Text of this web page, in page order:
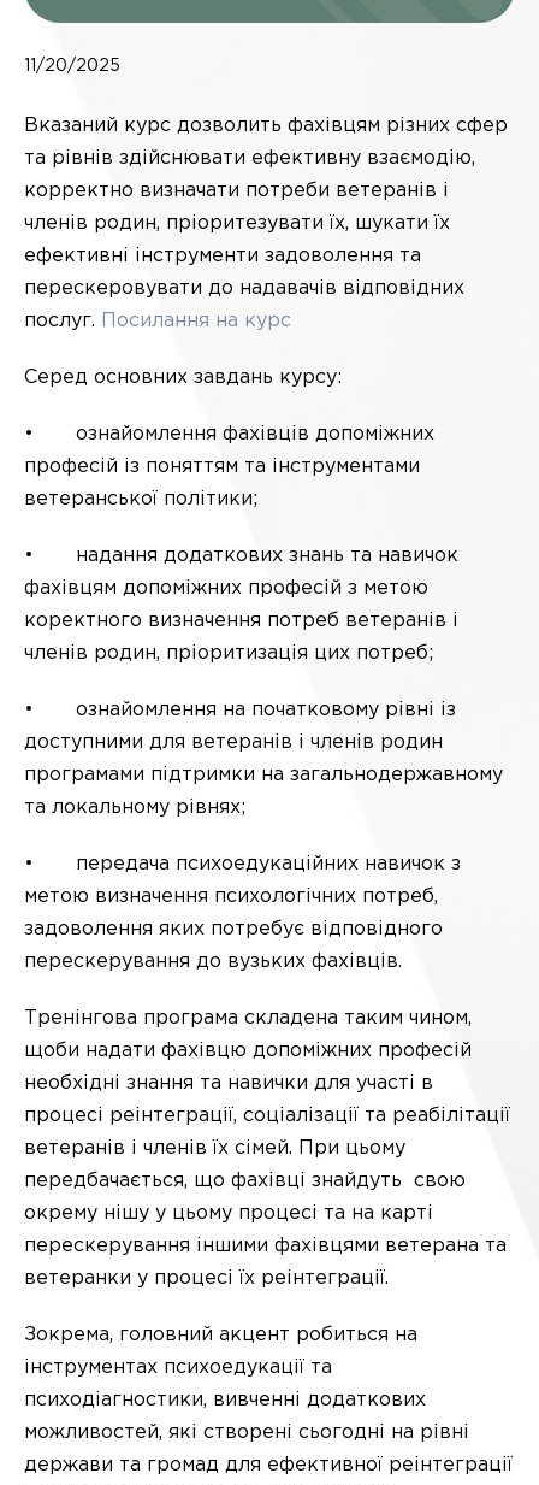
11/20/2025
Вказаний курс дозволить фахівцям різних сфер
та рівнів здійснювати ефективну взаємодію,
корректно визначати потреби ветеранів і
членів родин, пріоритезувати їх, шукати їх
ефективні інструменти задоволення та
перескеровувати до надавачів відповідних
послуг.
Посилання на курс
Серед основних завдань курсу:
• ознайомлення фахівців допоміжних
професій із поняттям та інструментами
ветеранської політики;
• надання додаткових знань та навичок
фахівцям допоміжних професій з метою
коректного визначення потреб ветеранів і
членів родин, пріоритизація цих потреб;
• ознайомлення на початковому рівні із
доступними для ветеранів і членів родин
програмами підтримки на загальнодержавному
та локальному рівнях;
• передача психоедукаційних навичок з
метою визначення психологічних потреб,
задоволення яких потребує відповідного
перескерування до вузьких фахівців.
Тренінгова програма складена таким чином,
щоби надати фахівцю допоміжних професій
необхідні знання та навички для участі в
процесі реінтеграції, соціалізації та реабілітації
ветеранів і членів їх сімей. При цьому
передбачається, що фахівці знайдуть свою
окрему нішу у цьому процесі та на карті
перескерування іншими фахівцями ветерана та
ветеранки у процесі їх реінтеграції.
Зокрема, головний акцент робиться на
інструментах психоедукації та
психодіагностики, вивченні додаткових
можливостей, які створені сьогодні на рівні
держави та громад для ефективної реінтеграції